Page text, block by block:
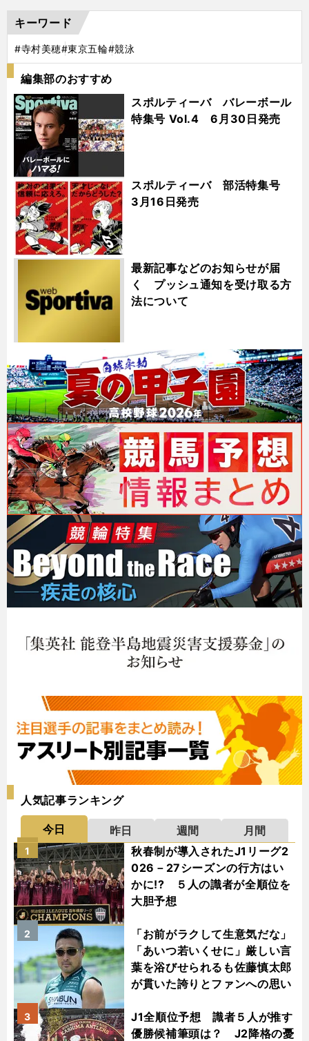
キーワード
#寺村美穂#東京五輪#競泳
編集部のおすすめ
スポルティーバ バレーボール
特集号 Vol.4 6月30日発売
スポルティーバ 部活特集号
3月16日発売
最新記事などのお知らせが届
く プッシュ通知を受け取る方
法について
人気記事ランキング
今日 昨日 週間
月間
秋春制が導入されたJ1リーグ2
026－27シーズンの行方はい
かに!? ５人の識者が全順位を
大胆予想
1
「お前がラクして生意気だな」
「あいつ若いくせに」厳しい言
葉を浴びせられるも佐藤慎太郎
が貫いた誇りとファンへの思い
2
J1全順位予想 識者５人が推す
優勝候補筆頭は？ J2降格の憂
3